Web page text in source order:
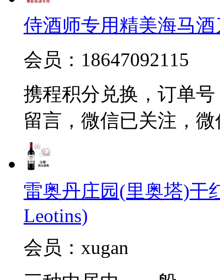
侍酒师专用精美海马
会员：18647092115
携程积分兑换，订单号
留言，微信已关注，
雷奥丹庄园(里奥塔)干
Leotins)
会员：xugan